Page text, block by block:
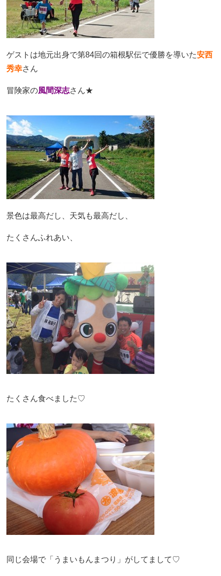
ゲストは地元出身で第84回の箱根駅伝で優勝を導いた安西
秀幸さん
冒険家の風間深志さん★
景色は最高だし、天気も最高だし、
たくさんふれあい、
たくさん食べました♡
同じ会場で「うまいもんまつり」がしてまして♡